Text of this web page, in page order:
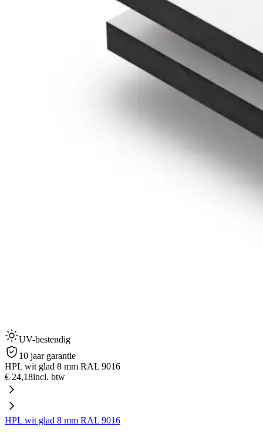
UV-bestendig
10 jaar garantie
HPL wit glad 8 mm RAL 9016
€ 24,18incl. btw
HPL wit glad 8 mm RAL 9016